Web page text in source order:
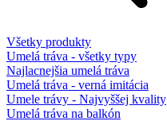
Všetky produkty
Umelá tráva - všetky typy
Najlacnejšia umelá tráva
Umelá tráva - verná imitácia
Umele trávy - Najvyššej kvality
Umelá tráva na balkón